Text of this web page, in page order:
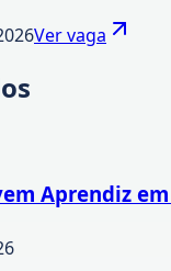
Ver vaga
Aprendiz